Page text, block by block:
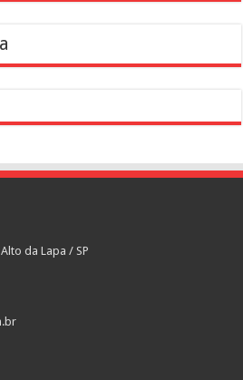
da Lapa / SP